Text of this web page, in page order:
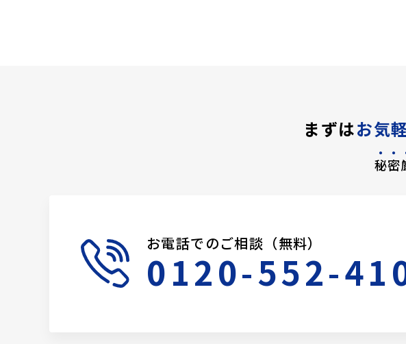
まずはお気軽
秘密
お電話でのご相談（無料）
0120-552-